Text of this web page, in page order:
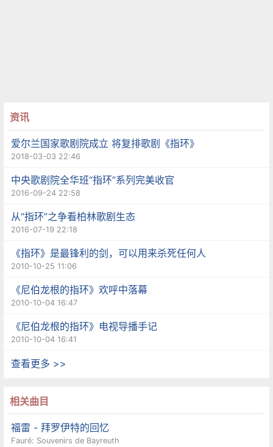
资讯
爱尔兰国家歌剧院成立 将复排歌剧《指环》
2018-03-03 22:46
中央歌剧院全华班“指环”系列完美收官
2016-09-24 22:58
从“指环”之争看柏林歌剧生态
2016-07-19 22:18
《指环》是最锋利的剑，可以用来杀死任何人
2010-10-25 11:06
《尼伯龙根的指环》欢呼中落幕
2010-10-04 16:47
《尼伯龙根的指环》电视导播手记
2010-10-04 16:41
查看更多 >>
相关曲目
福雷 - 拜罗伊特的回忆
Fauré: Souvenirs de Bayreuth